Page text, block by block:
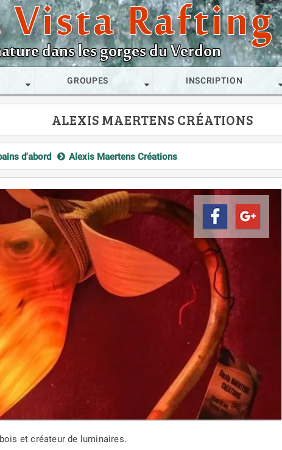
Vista Rafting
dans les gorges du Verdon
GROUPES INSCRIPTION
ALEXIS MAERTENS CRÉATIONS
d'abord Alexis Maertens Créations
et créateur de luminaires.